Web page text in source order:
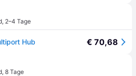
, 2–4 Tage
Hub € 70,68
, 8 Tage